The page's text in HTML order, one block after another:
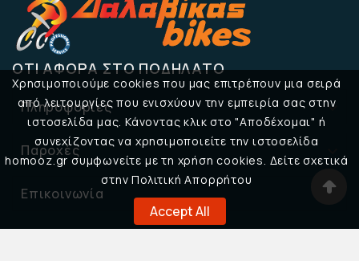
Χρησιμοποιούμε cookies που μας επιτρέπουν μια σειρά
από λειτουργίες που ενισχύουν την εμπειρία σας στην
ιστοσελίδα μας. Κάνοντας κλικ στο "Αποδέχομαι" ή
συνεχίζοντας να χρησιμοποιείτε την ιστοσελίδα
homooz.gr συμφωνείτε με τη χρήση cookies. Δείτε σχετικά
στην Πολιτική Απορρήτου
Accept All
ΌΤΙ ΑΦΟΡΆ ΣΤΟ ΠΟΔΉΛΑΤΟ
Πληροφορίες 
Παροχές
Επικοινωνία 